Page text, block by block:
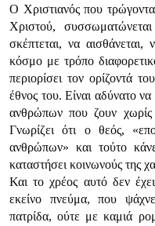
Ο Χριστιανός που
Χριστού,
σκέπτεται, να
κόσμο με τρόπο
περιορίσει τον ορίζοντά
έθνος του. Είναι αδύνατο
ανθρώπων που ζουν
Γνωρίζει ότι ο θεός,
ανθρώπων» και τούτο
καταστήσει κοινωνούς της
Και το χρέος αυτό δεν
εκείνο πνεύμα, που
πατρίδα, ούτε με καμιά